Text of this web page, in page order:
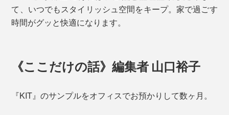
て、いつでもスタイリッシュ空間をキープ。家で過ごす
時間がグッと快適になります。
《ここだけの話》編集者 山口裕子
『KIT』のサンプルをオフィスでお預かりして数ヶ月。